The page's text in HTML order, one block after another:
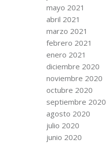
mayo 2021
abril 2021
marzo 2021
febrero 2021
enero 2021
diciembre 2020
noviembre 2020
octubre 2020
septiembre 2020
agosto 2020
julio 2020
junio 2020